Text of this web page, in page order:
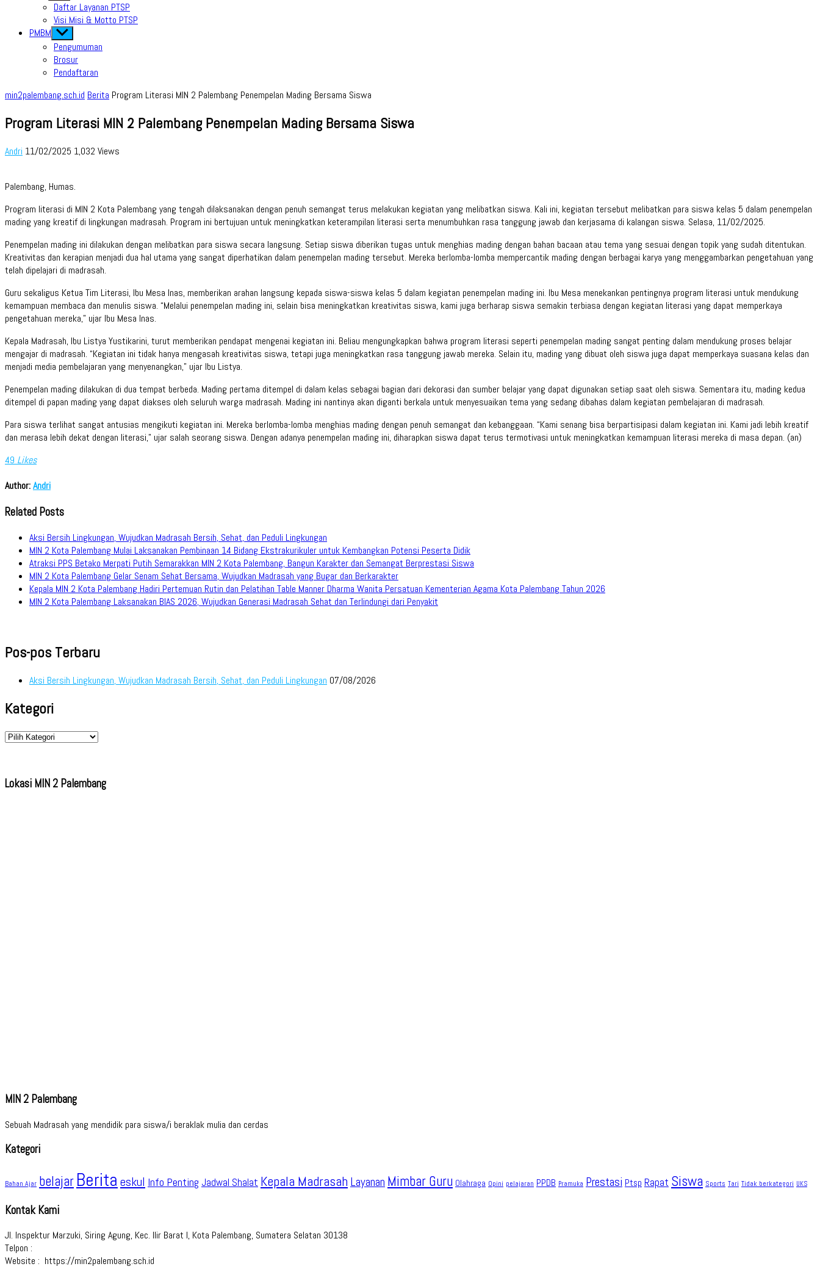
sub
menu
Daftar Layanan PTSP
Visi Misi & Motto PTSP
PMBM Show
sub
menu
Pengumuman
Brosur
Pendaftaran
min2palembang.sch.id Berita Program Literasi MIN 2 Palembang Penempelan Mading Bersama Siswa
Program Literasi MIN 2 Palembang Penempelan Mading Bersama Siswa
Andri 11/02/2025 1,032 Views
Palembang, Humas.
Program literasi di MIN 2 Kota Palembang yang tengah dilaksanakan dengan penuh semangat terus melakukan kegiatan yang melibatkan siswa. Kali ini, kegiatan tersebut melibatkan para siswa kelas 5 dalam penempelan
mading yang kreatif di lingkungan madrasah. Program ini bertujuan untuk meningkatkan keterampilan literasi serta menumbuhkan rasa tanggung jawab dan kerjasama di kalangan siswa. Selasa, 11/02/2025.
Penempelan mading ini dilakukan dengan melibatkan para siswa secara langsung. Setiap siswa diberikan tugas untuk menghias mading dengan bahan bacaan atau tema yang sesuai dengan topik yang sudah ditentukan.
Kreativitas dan kerapian menjadi dua hal utama yang sangat diperhatikan dalam penempelan mading tersebut. Mereka berlomba-lomba mempercantik mading dengan berbagai karya yang menggambarkan pengetahuan yang
telah dipelajari di madrasah.
Guru sekaligus Ketua Tim Literasi, Ibu Mesa Inas, memberikan arahan langsung kepada siswa-siswa kelas 5 dalam kegiatan penempelan mading ini. Ibu Mesa menekankan pentingnya program literasi untuk mendukung
kemampuan membaca dan menulis siswa. “Melalui penempelan mading ini, selain bisa meningkatkan kreativitas siswa, kami juga berharap siswa semakin terbiasa dengan kegiatan literasi yang dapat memperkaya
pengetahuan mereka,” ujar Ibu Mesa Inas.
Kepala Madrasah, Ibu Listya Yustikarini, turut memberikan pendapat mengenai kegiatan ini. Beliau mengungkapkan bahwa program literasi seperti penempelan mading sangat penting dalam mendukung proses belajar
mengajar di madrasah. “Kegiatan ini tidak hanya mengasah kreativitas siswa, tetapi juga meningkatkan rasa tanggung jawab mereka. Selain itu, mading yang dibuat oleh siswa juga dapat memperkaya suasana kelas dan
menjadi media pembelajaran yang menyenangkan,” ujar Ibu Listya.
Penempelan mading dilakukan di dua tempat berbeda. Mading pertama ditempel di dalam kelas sebagai bagian dari dekorasi dan sumber belajar yang dapat digunakan setiap saat oleh siswa. Sementara itu, mading kedua
ditempel di papan mading yang dapat diakses oleh seluruh warga madrasah. Mading ini nantinya akan diganti berkala untuk menyesuaikan tema yang sedang dibahas dalam kegiatan pembelajaran di madrasah.
Para siswa terlihat sangat antusias mengikuti kegiatan ini. Mereka berlomba-lomba menghias mading dengan penuh semangat dan kebanggaan. “Kami senang bisa berpartisipasi dalam kegiatan ini. Kami jadi lebih kreatif
dan merasa lebih dekat dengan literasi,” ujar salah seorang siswa. Dengan adanya penempelan mading ini, diharapkan siswa dapat terus termotivasi untuk meningkatkan kemampuan literasi mereka di masa depan. (an)
49 Likes
Author:Andri
Related Posts
Aksi Bersih Lingkungan, Wujudkan Madrasah Bersih, Sehat, dan Peduli Lingkungan
MIN 2 Kota Palembang Mulai Laksanakan Pembinaan 14 Bidang Ekstrakurikuler untuk Kembangkan Potensi Peserta Didik
Atraksi PPS Betako Merpati Putih Semarakkan MIN 2 Kota Palembang, Bangun Karakter dan Semangat Berprestasi Siswa
MIN 2 Kota Palembang Gelar Senam Sehat Bersama, Wujudkan Madrasah yang Bugar dan Berkarakter
Kepala MIN 2 Kota Palembang Hadiri Pertemuan Rutin dan Pelatihan Table Manner Dharma Wanita Persatuan Kementerian Agama Kota Palembang Tahun 2026
MIN 2 Kota Palembang Laksanakan BIAS 2026, Wujudkan Generasi Madrasah Sehat dan Terlindungi dari Penyakit
Pos-pos Terbaru
Aksi Bersih Lingkungan, Wujudkan Madrasah Bersih, Sehat, dan Peduli Lingkungan 07/08/2026
Kategori
Kategori
Lokasi MIN 2 Palembang
MIN 2 Palembang
Sebuah Madrasah yang mendidik para siswa/i beraklak mulia dan cerdas
Kategori
Bahan Ajar belajar Berita eskul Info Penting Jadwal Shalat Kepala Madrasah Layanan Mimbar Guru Olahraga Opini pelajaran PPDB Pramuka Prestasi Ptsp Rapat Siswa Sports Tari Tidak berkategori UKS
Kontak Kami
Jl. Inspektur Marzuki, Siring Agung, Kec. Ilir Barat I, Kota Palembang, Sumatera Selatan 30138
Telpon :
Website : https://min2palembang.sch.id